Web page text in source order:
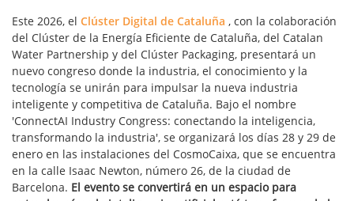
Este 2026, el Clúster Digital de Cataluña , con la colaboración
del Clúster de la Energía Eficiente de Cataluña, del Catalan
Water Partnership y del Clúster Packaging, presentará un
nuevo congreso donde la industria, el conocimiento y la
tecnología se unirán para impulsar la nueva industria
inteligente y competitiva de Cataluña. Bajo el nombre
'ConnectAI Industry Congress: conectando la inteligencia,
transformando la industria', se organizará los días 28 y 29 de
enero en las instalaciones del CosmoCaixa, que se encuentra
en la calle Isaac Newton, número 26, de la ciudad de
Barcelona. El evento se convertirá en un espacio para